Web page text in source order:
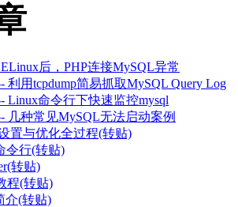
后，PHP连接MySQL异常
利用tcpdump简易抓取MySQL Query Log
Linux命令行下快速监控mysql
几种常见MySQL无法启动案例
置与优化全过程(转贴)
令行(转贴)
转贴)
程(转贴)
介(转贴)